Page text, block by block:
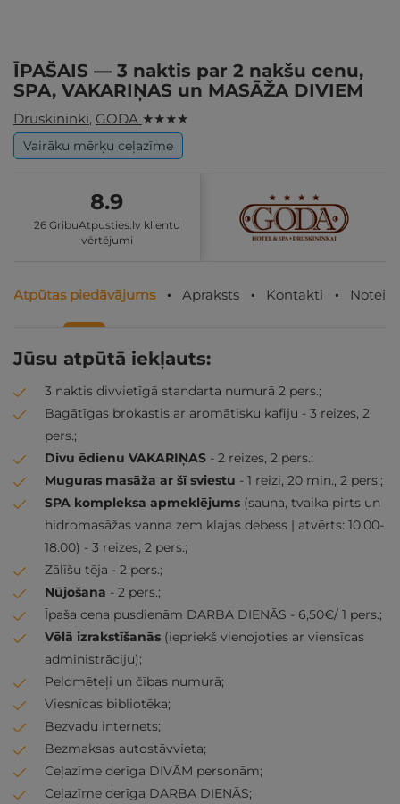
ĪPAŠAIS — 3 naktis par 2 nakšu cenu,
SPA, VAKARIŅAS un MASĀŽA DIVIEM
Druskininki, GODA ★ ★ ★ ★
Vairāku mērķu ceļazīme
8.9
26 GribuAtpusties.lv klientu
vērtējumi
Atpūtas piedāvājums Apraksts Kontakti
Jūsu atpūtā iekļauts:
3 naktis divvietīgā standarta numurā 2 pers.;
Bagātīgas brokastis ar aromātisku kafiju - 3 reizes, 2
pers.;
Divu ēdienu VAKARIŅAS - 2 reizes, 2 pers.;
Muguras masāža ar šī sviestu - 1 reizi, 20 min., 2 pers.;
SPA kompleksa apmeklējums (sauna, tvaika pirts un
hidromasāžas vanna zem klajas debess | atvērts: 10.00-
18.00) - 3 reizes, 2 pers.;
Zālīšu tēja - 2 pers.;
Nūjošana - 2 pers.;
Īpaša cena pusdienām DARBA DIENĀS - 6,50€/ 1 pers.;
Vēlā izrakstīšanās (iepriekš vienojoties ar viensīcas
administrāciju);
Peldmēteļi un čības numurā;
Viesnīcas bibliotēka;
Bezvadu internets;
Bezmaksas autostāvvieta;
Ceļazīme derīga DIVĀM personām;
Ceļazīme derīga DARBA DIENĀS;